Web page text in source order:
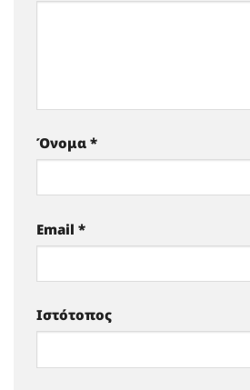
Όνομα *
Email *
Ιστότοπος